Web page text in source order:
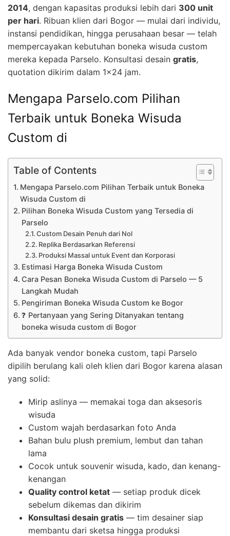
2014, dengan kapasitas produksi lebih dari 300 unit
per hari. Ribuan klien dari Bogor — mulai dari individu,
instansi pendidikan, hingga perusahaan besar — telah
mempercayakan kebutuhan boneka wisuda custom
mereka kepada Parselo. Konsultasi desain gratis,
quotation dikirim dalam 1×24 jam.
Mengapa Parselo.com Pilihan
Terbaik untuk Boneka Wisuda
Custom di
Table of Contents
Mengapa Parselo.com Pilihan Terbaik untuk Boneka
Wisuda Custom di
Pilihan Boneka Wisuda Custom yang Tersedia di
Parselo
Custom Desain Penuh dari Nol
Replika Berdasarkan Referensi
Produksi Massal untuk Event dan Korporasi
Estimasi Harga Boneka Wisuda Custom
Cara Pesan Boneka Wisuda Custom di Parselo — 5
Langkah Mudah
Pengiriman Boneka Wisuda Custom ke Bogor
❓ Pertanyaan yang Sering Ditanyakan tentang
boneka wisuda custom di Bogor
Ada banyak vendor boneka custom, tapi Parselo
dipilih berulang kali oleh klien dari Bogor karena alasan
yang solid:
Mirip aslinya — memakai toga dan aksesoris
wisuda
Custom wajah berdasarkan foto Anda
Bahan bulu plush premium, lembut dan tahan
lama
Cocok untuk souvenir wisuda, kado, dan kenang-
kenangan
Quality control ketat — setiap produk dicek
sebelum dikemas dan dikirim
Konsultasi desain gratis — tim desainer siap
membantu dari sketsa hingga produksi